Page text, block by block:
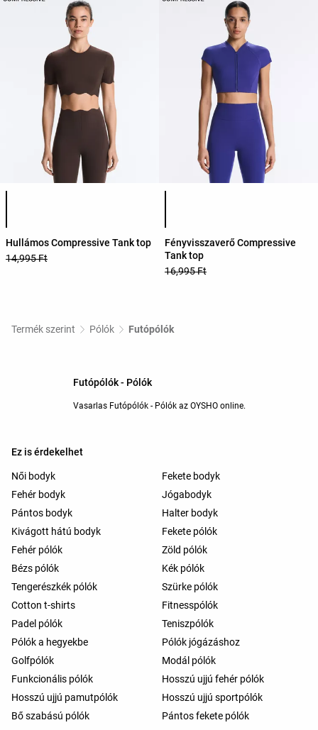
Termékszínek listája
Hullámos Compressive Tank top
14,995 Ft
Termékszínek listája
Fényvisszaverő Compressive
Tank top
16,995 Ft
Termék szerint Pólók Futópólók
Futópólók - Pólók
Vasarlas Futópólók - Pólók az OYSHO online.
Ez is érdekelhet
Női bodyk
Fekete bodyk
Fehér bodyk
Jógabodyk
Pántos bodyk
Halter bodyk
Kivágott hátú bodyk
Fekete pólók
Fehér pólók
Zöld pólók
Bézs pólók
Kék pólók
Tengerészkék pólók
Szürke pólók
Cotton t-shirts
Fitnesspólók
Padel pólók
Teniszpólók
Pólók a hegyekbe
Pólók jógázáshoz
Golfpólók
Modál pólók
Funkcionális pólók
Hosszú ujjú fehér pólók
Hosszú ujjú pamutpólók
Hosszú ujjú sportpólók
Bő szabású pólók
Pántos fekete pólók